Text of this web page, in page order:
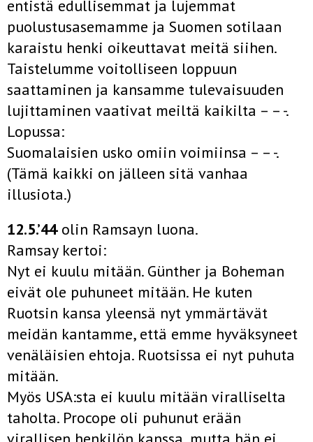
entistä edullisemmat ja lujemmat
puolustusasemamme ja Suomen sotilaan
karaistu henki oikeuttavat meitä siihen.
Taistelumme voitolliseen loppuun
saattaminen ja kansamme tulevaisuuden
lujittaminen vaativat meiltä kaikilta – – -.
Lopussa:
Suomalaisien usko omiin voimiinsa – – -.
(Tämä kaikki on jälleen sitä vanhaa
illusiota.)
12.5.’44olin Ramsayn luona.
Ramsay kertoi:
Nyt ei kuulu mitään. Günther ja Boheman
eivät ole puhuneet mitään. He kuten
Ruotsin kansa yleensä nyt ymmärtävät
meidän kantamme, että emme hyväksyneet
venäläisien ehtoja. Ruotsissa ei nyt puhuta
mitään.
Myös USA:sta ei kuulu mitään viralliselta
taholta. Procope oli puhunut erään